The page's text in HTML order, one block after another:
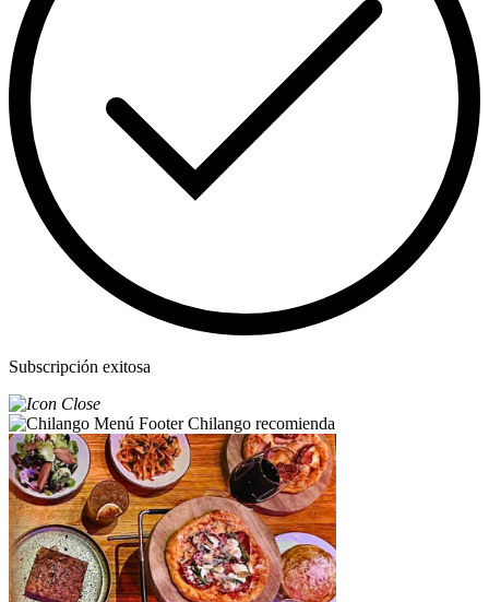
Subscripción exitosa
Chilango recomienda